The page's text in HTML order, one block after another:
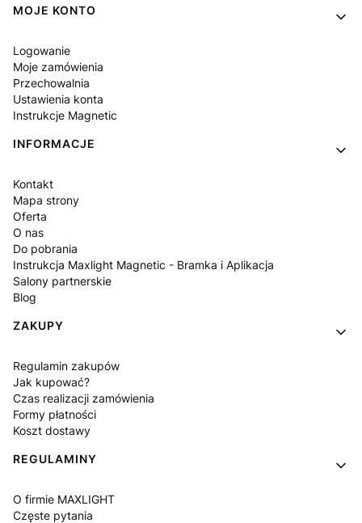
Linki w stopce
MOJE KONTO
Logowanie
Moje zamówienia
Przechowalnia
Ustawienia konta
Instrukcje Magnetic
INFORMACJE
Kontakt
Mapa strony
Oferta
O nas
Do pobrania
Instrukcja Maxlight Magnetic - Bramka i Aplikacja
Salony partnerskie
Blog
ZAKUPY
Regulamin zakupów
Jak kupować?
Czas realizacji zamówienia
Formy płatności
Koszt dostawy
REGULAMINY
O firmie MAXLIGHT
Częste pytania